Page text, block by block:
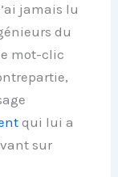
jamais lu
du
mot-clic
qui lui a
sur